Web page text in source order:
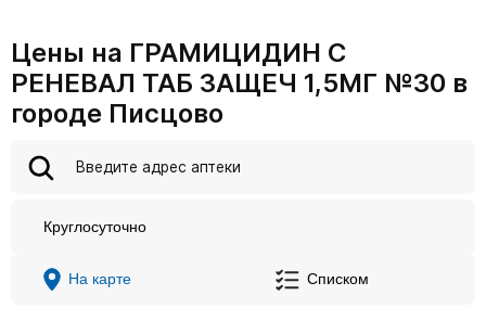
Цены на ГРАМИЦИДИН С
РЕНЕВАЛ ТАБ ЗАЩЕЧ 1,5МГ №30 в
городе Писцово
Круглосуточно
На карте Списком